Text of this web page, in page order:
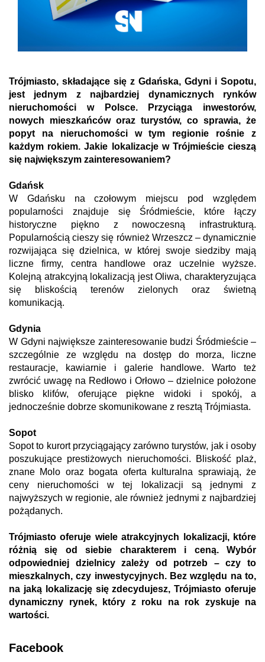
Trójmiasto, składające się z Gdańska, Gdyni i Sopotu,
jest jednym z najbardziej dynamicznych rynków
nieruchomości w Polsce. Przyciąga inwestorów,
nowych mieszkańców oraz turystów, co sprawia, że
popyt na nieruchomości w tym regionie rośnie z
każdym rokiem. Jakie lokalizacje w Trójmieście cieszą
się największym zainteresowaniem?
Gdańsk
W Gdańsku na czołowym miejscu pod względem
popularności znajduje się Śródmieście, które łączy
historyczne piękno z nowoczesną infrastrukturą.
Popularnością cieszy się również Wrzeszcz – dynamicznie
rozwijająca się dzielnica, w której swoje siedziby mają
liczne firmy, centra handlowe oraz uczelnie wyższe.
Kolejną atrakcyjną lokalizacją jest Oliwa, charakteryzująca
się bliskością terenów zielonych oraz świetną
komunikacją.
Gdynia
W Gdyni największe zainteresowanie budzi Śródmieście –
szczególnie ze względu na dostęp do morza, liczne
restauracje, kawiarnie i galerie handlowe. Warto też
zwrócić uwagę na Redłowo i Orłowo – dzielnice położone
blisko klifów, oferujące piękne widoki i spokój, a
jednocześnie dobrze skomunikowane z resztą Trójmiasta.
Sopot
Sopot to kurort przyciągający zarówno turystów, jak i osoby
poszukujące prestiżowych nieruchomości. Bliskość plaż,
znane Molo oraz bogata oferta kulturalna sprawiają, że
ceny nieruchomości w tej lokalizacji są jednymi z
najwyższych w regionie, ale również jednymi z najbardziej
pożądanych.
Trójmiasto oferuje wiele atrakcyjnych lokalizacji, które
różnią się od siebie charakterem i ceną. Wybór
odpowiedniej dzielnicy zależy od potrzeb – czy to
mieszkalnych, czy inwestycyjnych. Bez względu na to,
na jaką lokalizację się zdecydujesz, Trójmiasto oferuje
dynamiczny rynek, który z roku na rok zyskuje na
wartości.
Facebook